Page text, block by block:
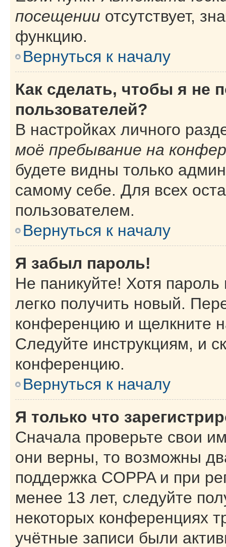
посещении отсутствует,
функцию.
Вернуться к началу
Как сделать, чтобы я не
пользователей?
В настройках личного
моё пребывание на
будете видны только
самому себе. Для всех
пользователем.
Вернуться к началу
Я забыл пароль!
Не паникуйте! Хотя
легко получить новый.
конференцию и щелкните
Следуйте инструкциям, и
конференцию.
Вернуться к началу
Я только что
Сначала проверьте свои
они верны, то возможны
поддержка COPPA и при
менее 13 лет, следуйте
некоторых конференциях
учётные записи были